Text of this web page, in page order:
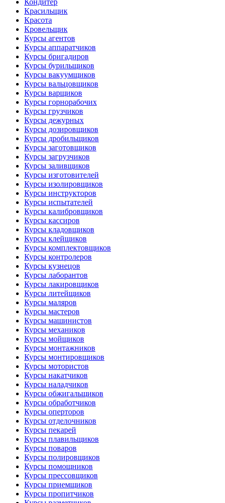
Кондитер
Красильщик
Красота
Кровельщик
Курсы агентов
Курсы аппаратчиков
Курсы бригадиров
Курсы бурильщиков
Курсы вакуумщиков
Курсы вальцовщиков
Курсы варщиков
Курсы горнорабочих
Курсы грузчиков
Курсы дежурных
Курсы дозировщиков
Курсы дробильщиков
Курсы заготовщиков
Курсы загрузчиков
Курсы заливщиков
Курсы изготовителей
Курсы изолировщиков
Курсы инструкторов
Курсы испытателей
Курсы калибровщиков
Курсы кассиров
Курсы кладовщиков
Курсы клейщиков
Курсы комплектовщиков
Курсы контролеров
Курсы кузнецов
Курсы лаборантов
Курсы лакировщиков
Курсы литейщиков
Курсы маляров
Курсы мастеров
Курсы машинистов
Курсы механиков
Курсы мойщиков
Курсы монтажников
Курсы монтировщиков
Курсы мотористов
Курсы накатчиков
Курсы наладчиков
Курсы обжигальщиков
Курсы обработчиков
Курсы оперторов
Курсы отделочников
Курсы пекарей
Курсы плавильщиков
Курсы поваров
Курсы полировщиков
Курсы помощников
Курсы прессовщиков
Курсы приемщиков
Курсы пропитчиков